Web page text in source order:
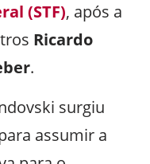
(STF), após a
Ricardo
.
surgiu
assumir a